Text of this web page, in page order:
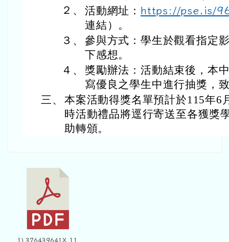
２、 活動網址： https://pse.is/
連結）。
３、 參與方式：學生於觀看指定
下感想。
４、
獎勵辦法：活動結束後，本
寫優良之學生中進行抽獎，
三、 本案活動得獎名單預計於115年6
時活動禮品將逕行寄送至各獲獎
助轉頒。
1) 376439641X_11